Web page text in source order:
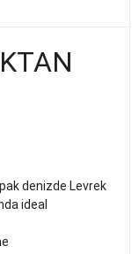
denizde Levrek
ideal